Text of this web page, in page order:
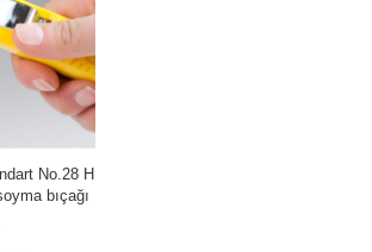
No.28 H
bıçağı